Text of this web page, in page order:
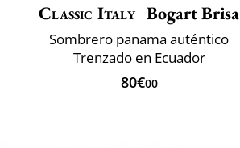
Classic Italy Bogart Brisa
Sombrero panama auténtico
Trenzado en Ecuador
80€00